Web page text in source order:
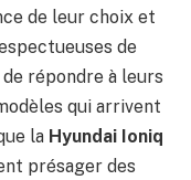
de leur choix et
de
de répondre à leurs
qui arrivent
la Hyundai Ioniq
présager des